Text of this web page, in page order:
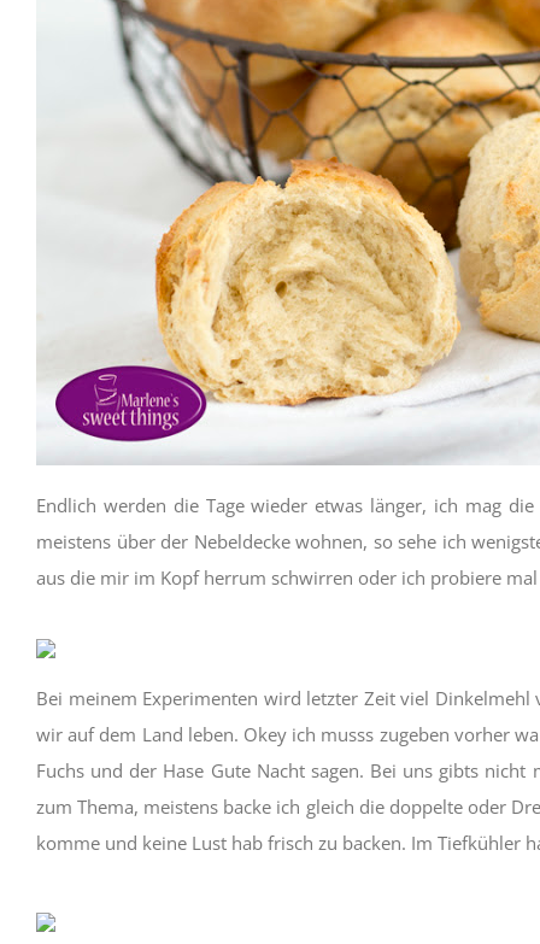
Endlich werden die Tage wieder etwas länger, ich mag
meistens über der Nebeldecke wohnen, so sehe ich
aus die mir im Kopf herrum schwirren oder ich probiere mal
Bei meinem Experimenten wird letzter Zeit viel
wir auf dem Land leben. Okey ich musss zugeben vorher
Fuchs und der Hase Gute Nacht sagen. Bei uns gibts
zum Thema, meistens backe ich gleich die doppelte oder
komme und keine Lust hab frisch zu backen. Im Tiefkühler